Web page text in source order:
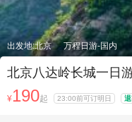
出发地:北京 万程日游-国内
北京八达岭长城一日
¥190起 23:00前可订明日